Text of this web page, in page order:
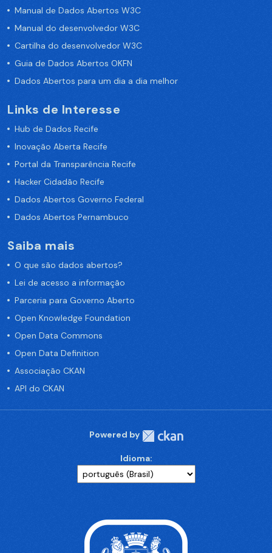
Manual de Dados Abertos W3C
Manual do desenvolvedor W3C
Cartilha do desenvolvedor W3C
Guia de Dados Abertos OKFN
Dados Abertos para um dia a dia melhor
Links de Interesse
Hub de Dados Recife
Inovação Aberta Recife
Portal da Transparência Recife
Hacker Cidadão Recife
Dados Abertos Governo Federal
Dados Abertos Pernambuco
Saiba mais
O que são dados abertos?
Lei de acesso a informação
Parceria para Governo Aberto
Open Knowledge Foundation
Open Data Commons
Open Data Definition
Associação CKAN
API do CKAN
Powered by
Idioma